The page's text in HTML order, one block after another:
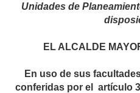
Unidades de
EL ALCALDE
En uso de sus
conferidas por el
artículo